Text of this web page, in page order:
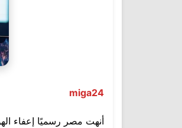
miga24
أنهت مصر رسميًا إعفاء